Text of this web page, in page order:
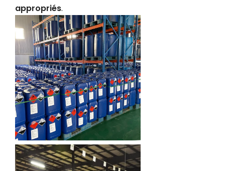
appropriés.